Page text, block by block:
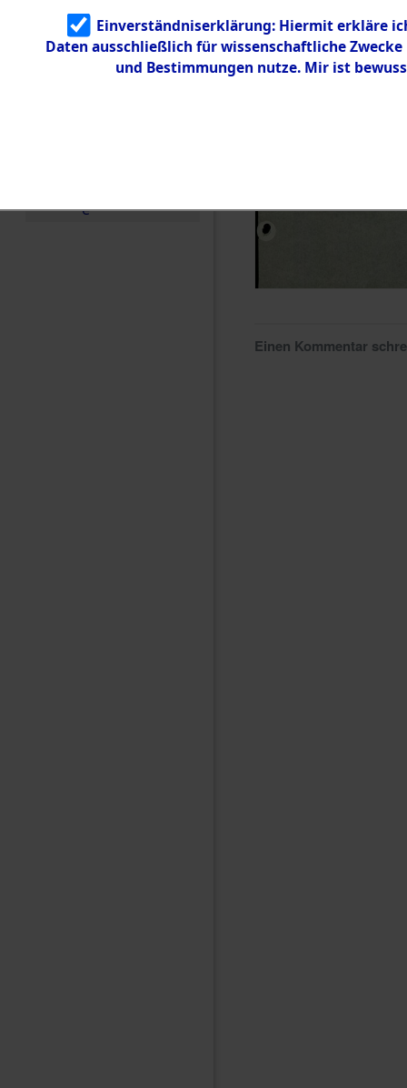
Identifizierun
g
5.3.3
Todesmärsch
e
Einen Kommentar
Einverständniserklärung: Hiermit erkläre
Daten ausschließlich für wissenschaftliche
und Bestimmungen nutze. Mir ist